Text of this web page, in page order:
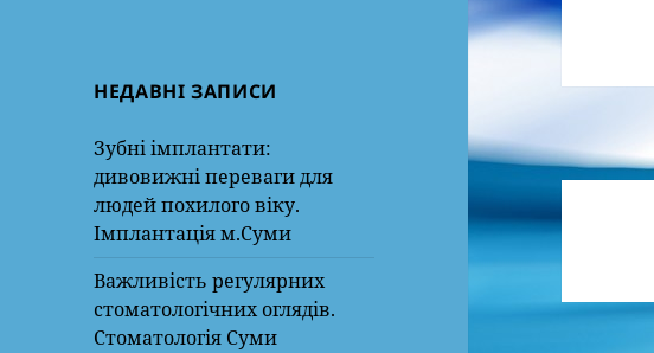
НЕДАВНІ ЗАПИСИ
Зубні імплантати:
дивовижні переваги для
людей похилого віку.
Імплантація м.Суми
Важливість регулярних
стоматологічних оглядів.
Стоматологія Суми